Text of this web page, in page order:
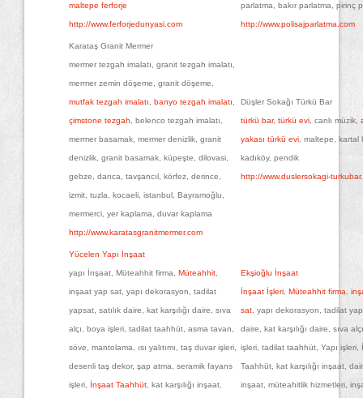
maltepe ferforje
http://www.ferforjedunyasi.com
parlatma, bakır parlatma, pirinç
http://www.polisajparlatma.com
Karataş Granit Mermer
mermer tezgah imalatı, granit tezgah imalatı,
mermer zemin döşeme, granit döşeme,
mutfak tezgah imalatı banyo tezgah imalatı
çimstone tezgah , belenco tezgah imalatı,
mermer basamak, mermer denizlik, granit
denizlik, granit basamak, küpeşte, dilovasi,
gebze, darıca, tavşancıl, körfez, derince,
izmit, tuzla, kocaeli, istanbul, Bayramoğlu,
mermerci, yer kaplama, duvar kaplama
http://www.karatasgranitmermer.com
Düşler Sokağı Türkü Bar
türkü bar, türkü evi, canlı müzik,
yakası türkü evi, maltepe, kartal
kadıköy, pendik
http://www.duslersokagi-
Yücelen Yapı İnşaat
yapı İnşaat, Müteahhit firma, Müteahhit,
inşaat yap sat, yapı dekorasyon, tadilat
yapsat, satılık daire, kat karşılığı daire, sıva
alçı, boya işleri, tadilat taahhüt, asma tavan,
söve, mantolama, ısı yalıtımı, taş duvar işleri,
desenli taş dekor, şap atma, seramik fayans
işleri, İnşaat Taahhüt, kat karşılığı inşaat,
Ekşioğlu İnşaat
İnşaat İşleri, Müteahhit firma
sat, yapı dekorasyon, tadilat
daire, kat karşılığı daire, sıva
işleri, tadilat taahhüt, Yapı işleri,
Taahhüt, kat karşılığı inşaat,
inşaat, müteahitlik hizmetleri,